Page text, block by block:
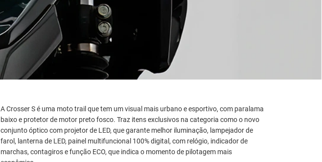
A Crosser S é uma moto trail que tem um visual mais urbano e esportivo, com paralama
baixo e protetor de motor preto fosco. Traz itens exclusivos na categoria como o novo
conjunto óptico com projetor de LED, que garante melhor iluminação, lampejador de
farol, lanterna de LED, painel multifuncional 100% digital, com relógio, indicador de
marchas, contagiros e função ECO, que indica o momento de pilotagem mais